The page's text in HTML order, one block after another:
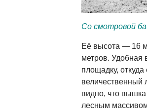
Со смотровой
Её высота — 16
метров. Удобная
площадку,
величественный
видно, что
лесным